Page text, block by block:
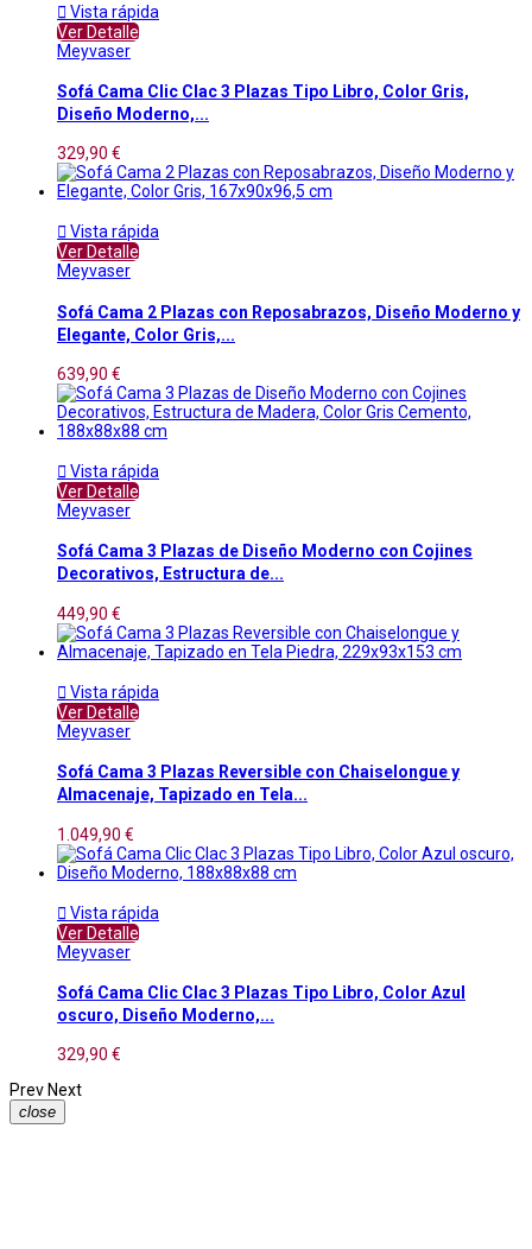
 Vista rápida
Ver Detalle
Meyvaser
Sofá Cama Clic Clac 3 Plazas Tipo Libro, Color Gris,
Diseño Moderno,...
329,90 €
 Vista rápida
Ver Detalle
Meyvaser
Sofá Cama 2 Plazas con Reposabrazos, Diseño Moderno y
Elegante, Color Gris,...
639,90 €
 Vista rápida
Ver Detalle
Meyvaser
Sofá Cama 3 Plazas de Diseño Moderno con Cojines
Decorativos, Estructura de...
449,90 €
 Vista rápida
Ver Detalle
Meyvaser
Sofá Cama 3 Plazas Reversible con Chaiselongue y
Almacenaje, Tapizado en Tela...
1.049,90 €
 Vista rápida
Ver Detalle
Meyvaser
Sofá Cama Clic Clac 3 Plazas Tipo Libro, Color Azul
oscuro, Diseño Moderno,...
329,90 €
Prev Next
close